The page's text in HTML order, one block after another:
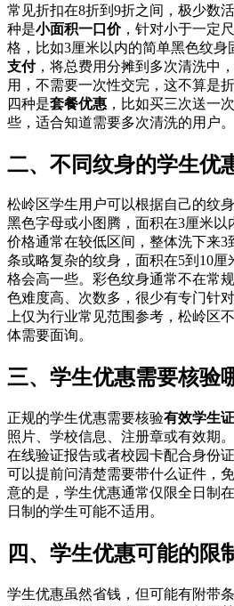
常见折扣在8折到9折之间，极少数
种是小面积一口价，针对小于一定
格，比如3厘米以内的简单黑色纹身
支付，将总费用分摊到多次清洗中
用，不需要一次性交完，这不算是
四种是套餐优惠 ，比如买三次送一
些，适合知道需要多次清洗的用户。
二、不同纹身的学生优
松岭区学生用户可以根据自己的纹
黑色字母或小图腾，面积在3厘米以
价格通常在较低区间，整体洗下来3
条或略复杂的纹身，面积在5到10
格会高一些。彩色纹身通常不在常
色难度高、次数多，很少有专门针
上仅为行业常见范围参考，松岭区
体需要面询。
三、学生优惠需要核验
正规的学生优惠需要核验有效学生证
照片、学校信息、注册章或有效期
在线验证报告或者校园卡配合身份
可以提前问清楚需要带什么证件，
意的是，学生优惠通常仅限全日制
日制的学生可能不适用。
四、学生优惠可能的限
学生优惠虽然省钱，但可能有附带